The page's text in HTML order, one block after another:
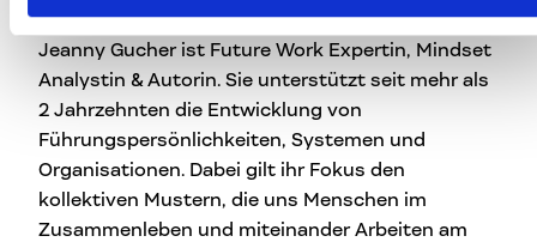
Jeanny Gucher ist Future Work Expertin, Mindset
Analystin & Autorin. Sie unterstützt seit mehr als
2 Jahrzehnten die Entwicklung von
Führungspersönlichkeiten, Systemen und
Organisationen. Dabei gilt ihr Fokus den
kollektiven Mustern, die uns Menschen im
Zusammenleben und miteinander Arbeiten am